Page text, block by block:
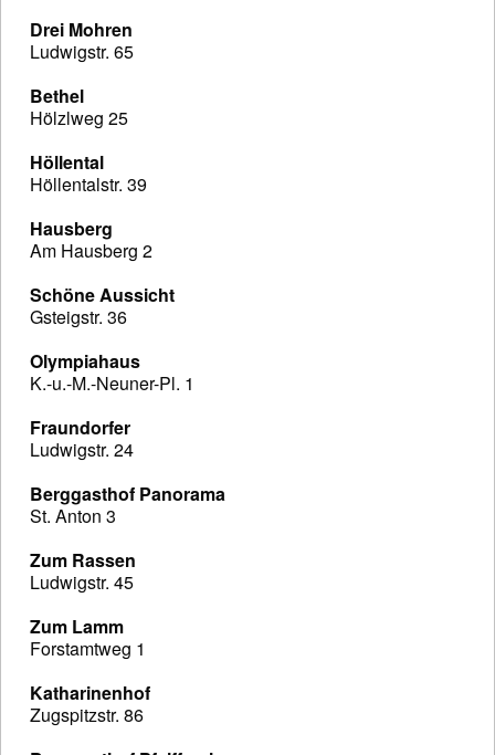
Drei Mohren
Ludwigstr. 65
Bethel
Hölzlweg 25
Höllental
Höllentalstr. 39
Hausberg
Am Hausberg 2
Schöne Aussicht
Gsteigstr. 36
Olympiahaus
K.-u.-M.-Neuner-Pl. 1
Fraundorfer
Ludwigstr. 24
Berggasthof Panorama
St. Anton 3
Zum Rassen
Ludwigstr. 45
Zum Lamm
Forstamtweg 1
Katharinenhof
Zugspitzstr. 86